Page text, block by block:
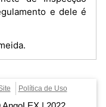
e dele é
Política de Uso